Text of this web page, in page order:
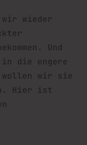
wir wieder
Und
die engere
wollen wir sie
Hier ist